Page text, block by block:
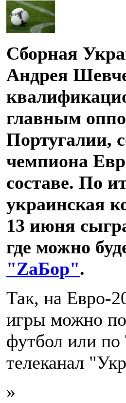
Сборная
Андрея
главным
Португалии,
чемпиона
составе. По
украинская
13 июня
где можно
"ZаБор".
Так, на Евро-
игры можно
футбол или по
телеканал
»